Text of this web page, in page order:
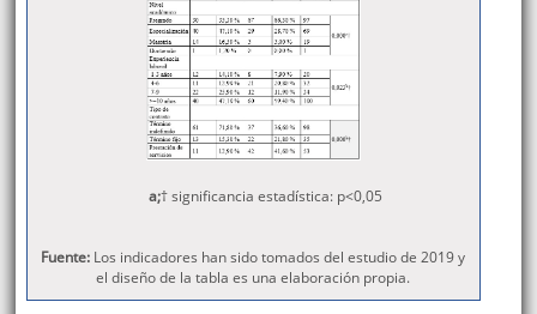
a;† significancia estadística: p<0,05
Fuente: Los indicadores han sido tomados del estudio de 2019 y
el diseño de la tabla es una elaboración propia.